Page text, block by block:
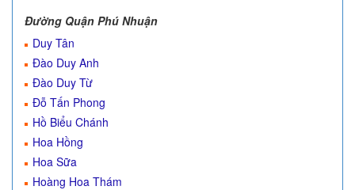
Đường Quận Phú Nhuận
Duy Tân
Đào Duy Anh
Đào Duy Từ
Đỗ Tấn Phong
Hồ Biểu Chánh
Hoa Hồng
Hoa Sữa
Hoàng Hoa Thám